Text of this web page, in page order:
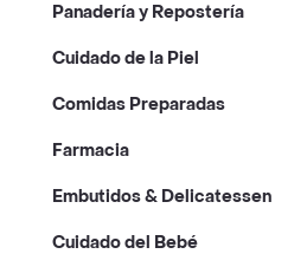
Panadería y Repostería
Cuidado de la Piel
Comidas Preparadas
Farmacia
Embutidos & Delicatessen
Cuidado del Bebé